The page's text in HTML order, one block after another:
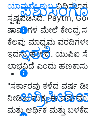
ಇತರೆ
ಯಾವುದೇ ಶುಲ್ಕ
ಸ್ಪಷ್ಟಪಡಿಸಿದೆ. Paytm,
ಪಾವತಿಗಳ ಮೇಲೆ ಕೇಂದ್ರ
ಕೆಲವು ಮಾಧ್ಯಮ
ಇದನ್ನು ಹೇಳಿದೆ. ಯುಪಿಐ
ಲಾಭವಿದೆ ಎಂದು
"ಸರ್ಕಾರವು ಕಳೆದ ವರ್ಷ
ನೀಡಿತು ಮತ್ತು ಈ
ಮತ್ತು ಆರ್ಥಿಕ ಮತ್ತು